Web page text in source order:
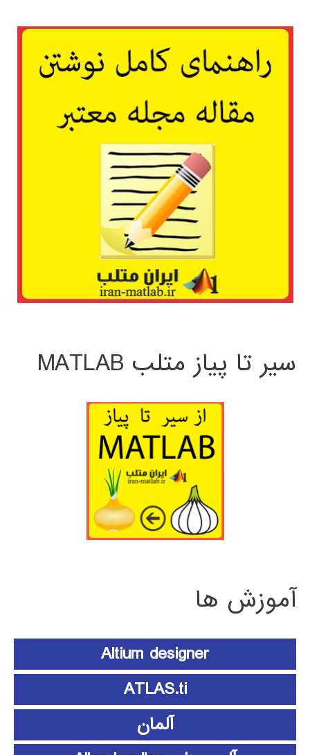
سیر تا پیاز متلب MATLAB
آموزش ها
Altium designer
ATLAS.ti
آلمان